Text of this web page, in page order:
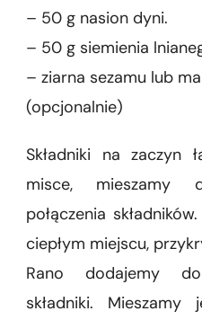
– 50 g nasion dyni.
– 50 g siemienia
– ziarna sezamu lub
(opcjonalnie)
Składniki na zaczyn
misce, mieszamy
połączenia
ciepłym miejscu,
Rano dodajemy
składniki. Mieszamy